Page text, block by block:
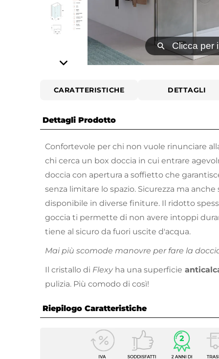
⚲ Clicca per
CARATTERISTICHE DETTAGLI
Dettagli Prodotto
Confortevole per chi non vuole rinunciare
chi cerca un box doccia in cui entrare
doccia con apertura a soffietto che
senza limitare lo spazio. Sicurezza ma
disponibile in diverse finiture. Il ridotto
goccia ti permette di non avere intoppi
tiene al sicuro da fuori uscite d'acqua.
Mai più scomode manovre per fare la
Il cristallo di Flexy ha una superficie
pulizia. Più comodo di così!
Riepilogo Caratteristiche
Caratteristiche
Flexy